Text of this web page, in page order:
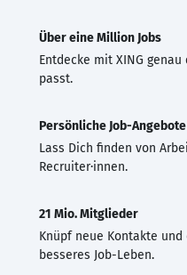
Über eine Million Jobs
Entdecke mit XING
passt.
Persönliche Job-Angebote
Lass Dich finden von
Recruiter·innen.
21 Mio. Mitglieder
Knüpf neue Kontakte
besseres Job-Leben.